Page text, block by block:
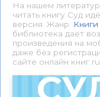
На нашем
читать книгу Суд
версия. Жанр: Книги
библиотека дает
произведения на
даже без
сайте онлайн книг